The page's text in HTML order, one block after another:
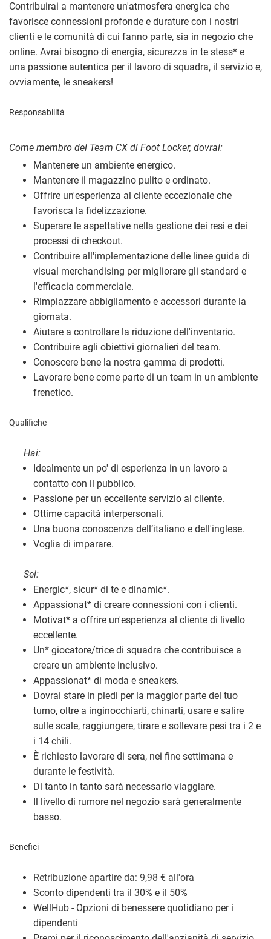
Contribuirai a mantenere un'atmosfera energica che
favorisce connessioni profonde e durature con i nostri
clienti e le comunità di cui fanno parte, sia in negozio che
online. Avrai bisogno di energia, sicurezza in te stess* e
una passione autentica per il lavoro di squadra, il servizio e,
ovviamente, le sneakers!
Responsabilità
Come membro del Team CX di Foot Locker, dovrai:
Mantenere un ambiente energico.
Mantenere il magazzino pulito e ordinato.
Offrire un'esperienza al cliente eccezionale che
favorisca la fidelizzazione.
Superare le aspettative nella gestione dei resi e dei
processi di checkout.
Contribuire all'implementazione delle linee guida di
visual merchandising per migliorare gli standard e
l'efficacia commerciale.
Rimpiazzare abbigliamento e accessori durante la
giornata.
Aiutare a controllare la riduzione dell'inventario.
Contribuire agli obiettivi giornalieri del team.
Conoscere bene la nostra gamma di prodotti.
Lavorare bene come parte di un team in un ambiente
frenetico.
Qualifiche
Hai:
Idealmente un po' di esperienza in un lavoro a
contatto con il pubblico.
Passione per un eccellente servizio al cliente.
Ottime capacità interpersonali.
Una buona conoscenza dell’italiano e dell'inglese.
Voglia di imparare.
Sei:
Energic*, sicur* di te e dinamic*.
Appassionat* di creare connessioni con i clienti.
Motivat* a offrire un'esperienza al cliente di livello
eccellente.
Un* giocatore/trice di squadra che contribuisce a
creare un ambiente inclusivo.
Appassionat* di moda e sneakers.
Dovrai stare in piedi per la maggior parte del tuo
turno, oltre a inginocchiarti, chinarti, usare e salire
sulle scale, raggiungere, tirare e sollevare pesi tra i 2 e
i 14 chili.
È richiesto lavorare di sera, nei fine settimana e
durante le festività.
Di tanto in tanto sarà necessario viaggiare.
Il livello di rumore nel negozio sarà generalmente
basso.
Benefici
Retribuzione apartire da: 9,98 € all'ora
Sconto dipendenti tra il 30% e il 50%
WellHub - Opzioni di benessere quotidiano per i
dipendenti